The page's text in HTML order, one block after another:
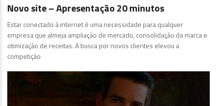
Novo site – Apresentação 20 minutos
Estar conectado à internet é uma necessidade para qualquer
empresa que almeja ampliação de mercado, consolidação da marca e
otimização de receitas. A busca por novos clientes elevou a
competição